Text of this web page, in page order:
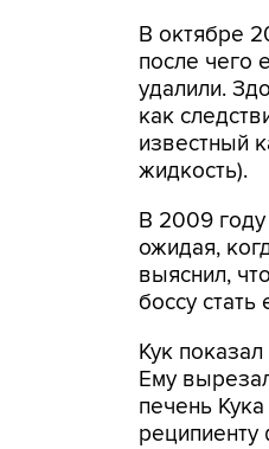
В октябре
после чего
удалили.
как
известный
жидкость).
В 2009
ожидая,
выяснил,
боссу
Кук
Ему
печень